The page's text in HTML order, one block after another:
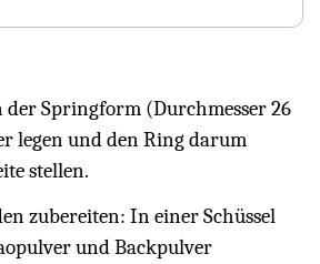
der Springform (Durchmesser 26
legen und den Ring darum
stellen.
zubereiten: In einer Schüssel
und Backpulver